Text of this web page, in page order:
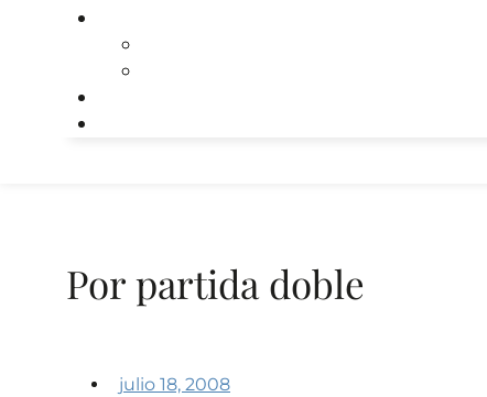
Por partida doble
julio 18, 2008